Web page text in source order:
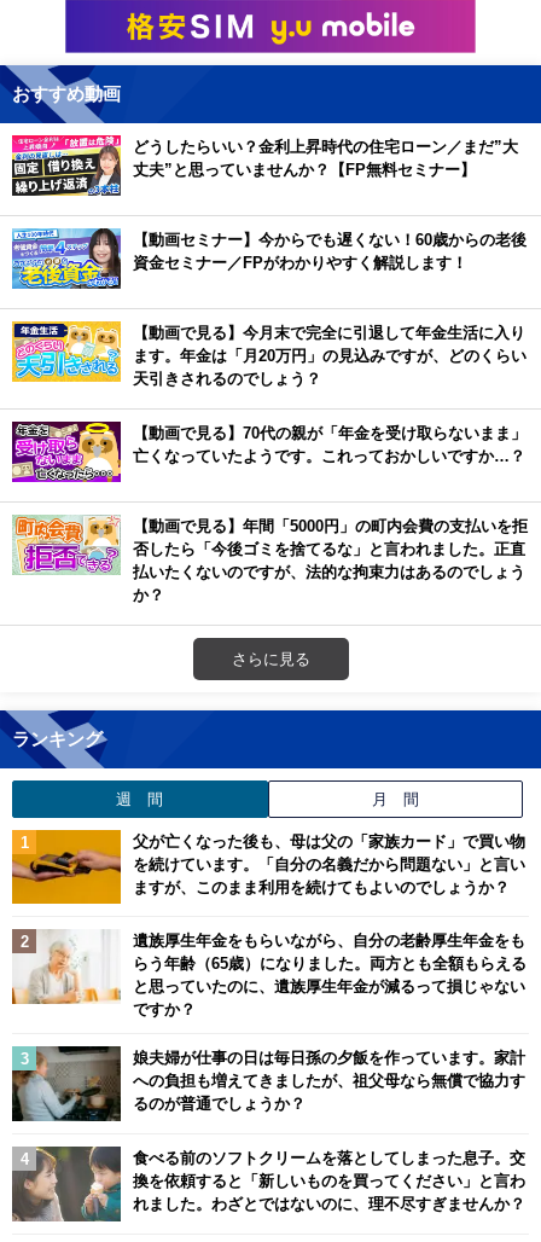
おすすめ動画
どうしたらいい？金利上昇時代の住宅ローン／まだ”大
丈夫”と思っていませんか？【FP無料セミナー】
【動画セミナー】今からでも遅くない！60歳からの老後
資金セミナー／FPがわかりやすく解説します！
【動画で見る】今月末で完全に引退して年金生活に入り
ます。年金は「月20万円」の見込みですが、どのくらい
天引きされるのでしょう？
【動画で見る】70代の親が「年金を受け取らないまま」
亡くなっていたようです。これっておかしいですか…？
【動画で見る】年間「5000円」の町内会費の支払いを拒
否したら「今後ゴミを捨てるな」と言われました。正直
払いたくないのですが、法的な拘束力はあるのでしょう
か？
さらに見る
ランキング
週 間 月 間
父が亡くなった後も、母は父の「家族カード」で買い物
を続けています。「自分の名義だから問題ない」と言い
ますが、このまま利用を続けてもよいのでしょうか？
遺族厚生年金をもらいながら、自分の老齢厚生年金をも
らう年齢（65歳）になりました。両方とも全額もらえる
と思っていたのに、遺族厚生年金が減るって損じゃない
ですか？
娘夫婦が仕事の日は毎日孫の夕飯を作っています。家計
への負担も増えてきましたが、祖父母なら無償で協力す
るのが普通でしょうか？
食べる前のソフトクリームを落としてしまった息子。交
換を依頼すると「新しいものを買ってください」と言わ
れました。わざとではないのに、理不尽すぎませんか？